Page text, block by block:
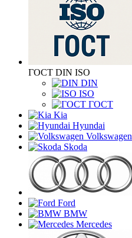
ГОСТ DIN ISO
DIN
ISO
ГОСТ
Kia
Hyundai
Volkswagen
Skoda
Ford
BMW
Mercedes